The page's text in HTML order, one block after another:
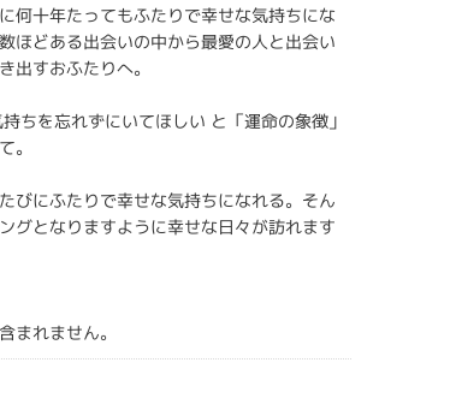
何十年たってもふたりで幸せな気持ちにな
ほどある出会いの中から最愛の人と出会い
出すおふたりへ。
ちを忘れずにいてほしい と「運命の象徴」
。
びにふたりで幸せな気持ちになれる。そん
グとなりますように幸せな日々が訪れます
まれません。